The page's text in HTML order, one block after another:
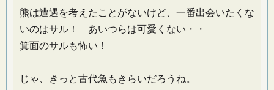
熊は遭遇を考えたことがないけど、一番出会いたくな
いのはサル！ あいつらは可愛くない・・
箕面のサルも怖い！
じゃ、きっと古代魚もきらいだろうね。